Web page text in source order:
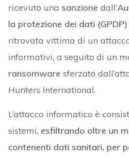
ricevuto una sanzione dall’
la protezione dei dati (GPDP)
ritrovata vittima di un
informativi, a seguito di un
ransomware sferzato
Hunters International.
L’attacco informatico è
sistemi, esfiltrando oltre un
contenenti dati sanitari, per